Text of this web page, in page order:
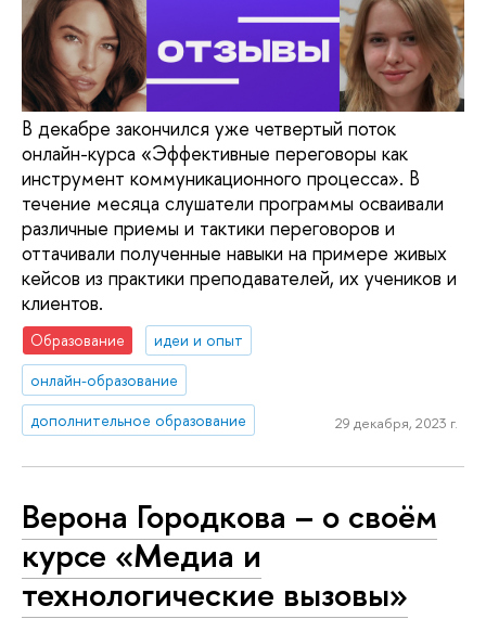
В декабре закончился уже четвертый поток
онлайн-курса «Эффективные переговоры как
инструмент коммуникационного процесса». В
течение месяца слушатели программы осваивали
различные приемы и тактики переговоров и
оттачивали полученные навыки на примере живых
кейсов из практики преподавателей, их учеников и
клиентов.
Образование
идеи и опыт
онлайн-образование
дополнительное образование
29 декабря, 2023 г.
Верона Городкова – о своём
курсе «Медиа и
технологические вызовы»